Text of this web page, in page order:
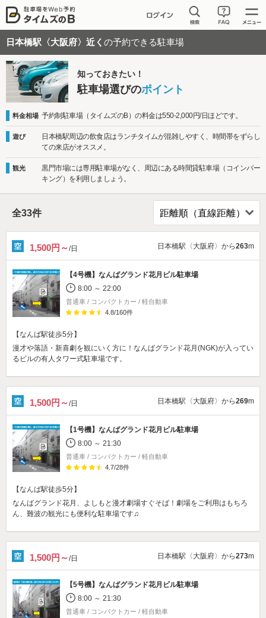
日本橋駅〈大阪府〉近く の予約できる駐車場
知っておきたい！
駐車場選びのポイント
料金相場 予約制駐車場（タイムズのB）の料金は550-2,000円/日ほどです。
遊び
日本橋駅周辺の飲食店はランチタイムが混雑しやすく、時間帯をずらし
ての来店がオススメ。
観光
黒門市場には専用駐車場がなく、周辺にある時間貸駐車場（コインパー
キング）を利用しましょう。
全33件
1,500円～/日 日本橋駅〈大阪府〉から263m
【4号機】 なんばグランド花月ビル駐車場
8:00 ～ 22:00
普通車 / コンパクトカー / 軽自動車
4.8/160件
【なんば駅徒歩5分】
漫才や落語・新喜劇を観にいく方に！なんばグランド花月(NGK)が入ってい
るビルの有人タワー式駐車場です。
1,500円～/日 日本橋駅〈大阪府〉から269m
【1号機】 なんばグランド花月ビル駐車場
8:00 ～ 21:30
普通車 / コンパクトカー / 軽自動車
4.7/28件
【なんば駅徒歩5分】
なんばグランド花月、よしもと漫才劇場すぐそば！劇場をご利用はもちろ
ん、難波の観光にも便利な駐車場です♫
1,500円～/日 日本橋駅〈大阪府〉から273m
【5号機】 なんばグランド花月ビル駐車場
8:00 ～ 21:30
普通車 / コンパクトカー / 軽自動車